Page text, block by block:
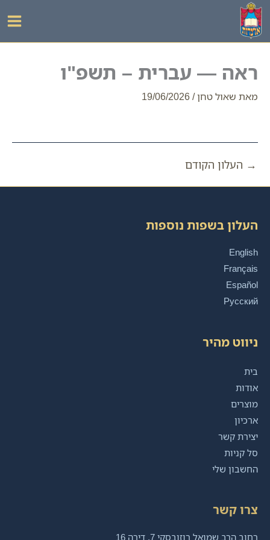
דילוג
לתוכן
ראה — עברית – תשפ"ו
מאת שאול טחן/
19/06/2026
→ העלון הקודם
העלון בשפות נוספות
English
Français
Español
Русский
ניווט מהיר
בית
אודות
מוצרים
ארכיון
יצירת קשר
סל קניות
החשבון שלי
צרו קשר
רחוב הרב שמואל רוזובסקי 7, דירה 16